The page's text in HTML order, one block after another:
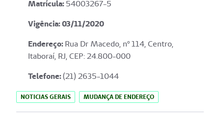
Matrícula:54003267-5
Vigência: 03/11/2020
Endereço:Rua Dr Macedo, nº 114, Centro,
Itaboraí, RJ, CEP: 24.800-000
Telefone:(21) 2635-1044
NOTICIAS GERAIS MUDANÇA DE ENDEREÇO